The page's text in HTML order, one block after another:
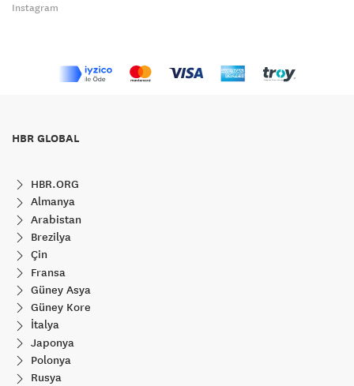
Instagram
HBR GLOBAL
HBR.ORG
Almanya
Arabistan
Brezilya
Çin
Fransa
Güney Asya
Güney Kore
İtalya
Japonya
Polonya
Rusya